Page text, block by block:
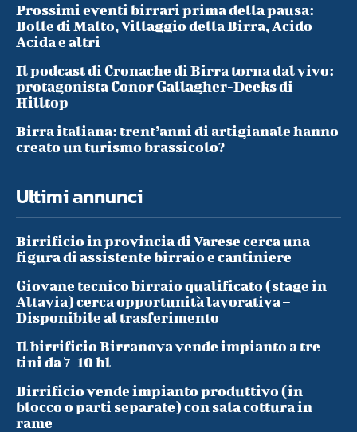
Prossimi eventi birrari prima della pausa:
Bolle di Malto, Villaggio della Birra, Acido
Acida e altri
Il podcast di Cronache di Birra torna dal vivo:
protagonista Conor Gallagher-Deeks di
Hilltop
Birra italiana: trent’anni di artigianale hanno
creato un turismo brassicolo?
Ultimi annunci
Birrificio in provincia di Varese cerca una
figura di assistente birraio e cantiniere
Giovane tecnico birraio qualificato (stage in
Altavia) cerca opportunità lavorativa –
Disponibile al trasferimento
Il birrificio Birranova vende impianto a tre
tini da 7-10 hl
Birrificio vende impianto produttivo (in
blocco o parti separate) con sala cottura in
rame